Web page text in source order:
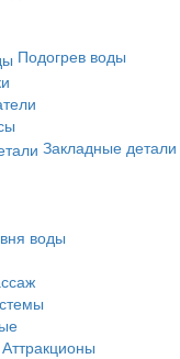
Подогрев воды
Закладные детали
воды
Аттракционы